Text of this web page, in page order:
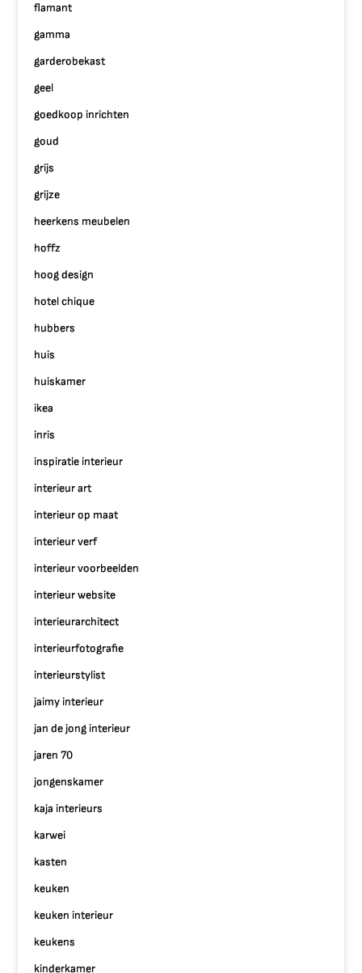
flamant
gamma
garderobekast
geel
goedkoop inrichten
goud
grijs
grijze
heerkens meubelen
hoffz
hoog design
hotel chique
hubbers
huis
huiskamer
ikea
inris
inspiratie interieur
interieur art
interieur op maat
interieur verf
interieur voorbeelden
interieur website
interieurarchitect
interieurfotografie
interieurstylist
jaimy interieur
jan de jong interieur
jaren 70
jongenskamer
kaja interieurs
karwei
kasten
keuken
keuken interieur
keukens
kinderkamer